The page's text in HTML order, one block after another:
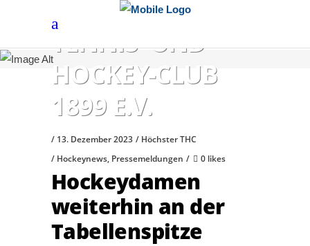
HÖCHSTER
TENNIS- UND
HOCKEY-CLUB
1899 E.V.
13. Dezember 2023
Höchster THC
Hockeynews, Pressemeldungen 0 likes
Hockeydamen
weiterhin an der
Tabellenspitze